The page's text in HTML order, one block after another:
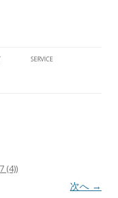
SERVICE
(4))
次へ →